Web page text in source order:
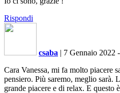
Rispondi
csaba | 7 Gennaio 2022
Cara Vanessa, mi fa molto piacere
pensiero. Più saremo, meglio sarà.
grande piacere e di relax. E questo